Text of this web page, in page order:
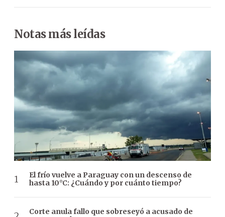
Notas más leídas
El frío vuelve a Paraguay con un descenso de
hasta 10°C: ¿Cuándo y por cuánto tiempo?
Corte anula fallo que sobreseyó a acusado de